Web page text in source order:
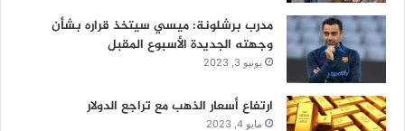
مدرب برشلونة: ميسي سيتخذ قراره بشأن
وجهته الجديدة الأسبوع المقبل
يونيو 3, 2023
ارتفاع أسعار الذهب مع تراجع الدولار
مايو 4, 2023